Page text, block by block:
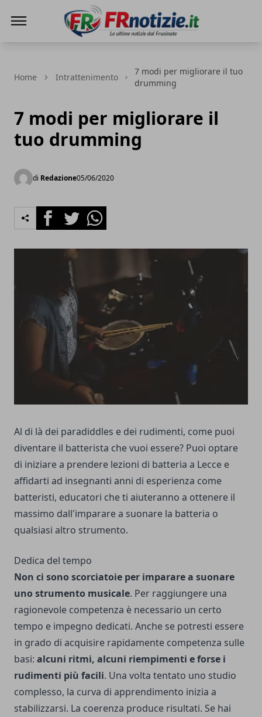
Home Intrattenimento
7 modi per migliorare il tuo
drumming
7 modi per migliorare il
tuo drumming
di Redazione05/06/2020
FacebookTwitterWhatsapp
Al di là dei paradiddles e dei rudimenti, come puoi
diventare il batterista che vuoi essere? Puoi optare
di iniziare a prendere lezioni di batteria a Lecce e
affidarti ad insegnanti anni di esperienza come
batteristi, educatori che ti aiuteranno a ottenere il
massimo dall'imparare a suonare la batteria o
qualsiasi altro strumento.
Dedica del tempo
Non ci sono scorciatoie per imparare a suonare
uno strumento musicale. Per raggiungere una
ragionevole competenza è necessario un certo
tempo e impegno dedicati. Anche se potresti essere
in grado di acquisire rapidamente competenza sulle
basi: alcuni ritmi, alcuni riempimenti e forse i
rudimenti più facili. Una volta tentato uno studio
complesso, la curva di apprendimento inizia a
stabilizzarsi. La coerenza produce risultati. Se hai